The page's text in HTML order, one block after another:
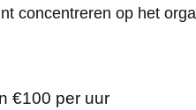
concentreren op het
€100 per uur